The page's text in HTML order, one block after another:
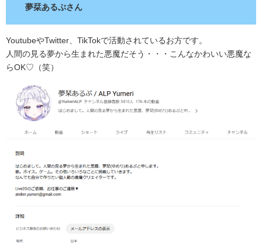
夢栞あるぷさん
YoutubeやTwitter、TikTokで活動されているお方です。
人間の見る夢から生まれた悪魔だそう・・・こんなかわいい悪魔な
らOK♡（笑）